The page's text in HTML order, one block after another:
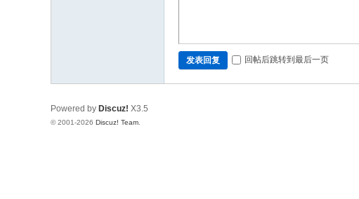
发表回复 回帖后跳转到最后一页
Powered by Discuz! X3.5
© 2001-2026 Discuz! Team